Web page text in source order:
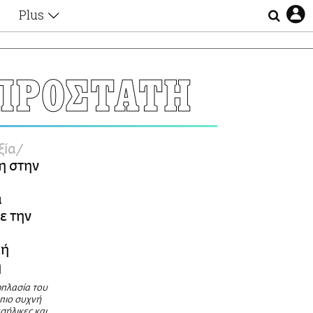
Plus
Αφιερώματα
Ζώδια
Οι Αθηναίοι
Απώλειες
στην
την
του
συχνή